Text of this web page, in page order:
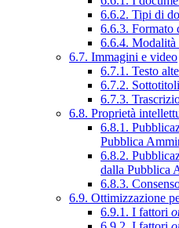
6.6.2. Tipi di
6.6.3. Formato
6.6.4. Modalità
6.7. Immagini e video
6.7.1. Testo
6.7.2.
6.7.3.
6.8. Proprietà
6.8.1.
Pubblica
6.8.2.
dalla Pubblica
6.8.3.
6.9. Ottimizzazione
6.9.1. I fattori